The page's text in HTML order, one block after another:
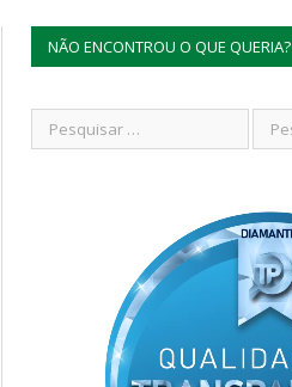
NÃO ENCONTROU O QUE QUERIA?